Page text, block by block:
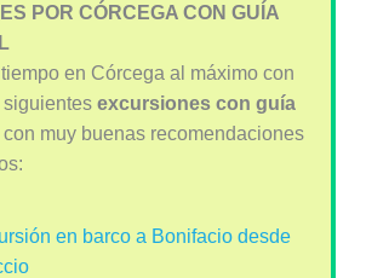
POR CÓRCEGA CON GUÍA
en Córcega al máximo con
excursiones con guía
con muy buenas recomendaciones
en barco a Bonifacio desde